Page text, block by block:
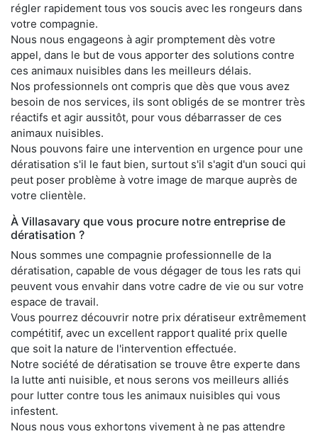
régler rapidement tous vos soucis avec les rongeurs dans
votre compagnie.
Nous nous engageons à agir promptement dès votre
appel, dans le but de vous apporter des solutions contre
ces animaux nuisibles dans les meilleurs délais.
Nos professionnels ont compris que dès que vous avez
besoin de nos services, ils sont obligés de se montrer très
réactifs et agir aussitôt, pour vous débarrasser de ces
animaux nuisibles.
Nous pouvons faire une intervention en urgence pour une
dératisation s'il le faut bien, surtout s'il s'agit d'un souci qui
peut poser problème à votre image de marque auprès de
votre clientèle.
À Villasavary que vous procure notre entreprise de
dératisation ?
Nous sommes une compagnie professionnelle de la
dératisation, capable de vous dégager de tous les rats qui
peuvent vous envahir dans votre cadre de vie ou sur votre
espace de travail.
Vous pourrez découvrir notre prix dératiseur extrêmement
compétitif, avec un excellent rapport qualité prix quelle
que soit la nature de l'intervention effectuée.
Notre société de dératisation se trouve être experte dans
la lutte anti nuisible, et nous serons vos meilleurs alliés
pour lutter contre tous les animaux nuisibles qui vous
infestent.
Nous nous vous exhortons vivement à ne pas attendre